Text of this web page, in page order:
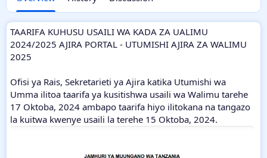
TAARIFA KUHUSU USAILI WA KADA ZA UALIMU
2024/2025 AJIRA PORTAL - UTUMISHI AJIRA ZA WALIMU
2025
Ofisi ya Rais, Sekretarieti ya Ajira katika Utumishi wa
Umma ilitoa taarifa ya kusitishwa usaili wa Walimu tarehe
17 Oktoba, 2024 ambapo taarifa hiyo ilitokana na tangazo
la kuitwa kwenye usaili la terehe 15 Oktoba, 2024.